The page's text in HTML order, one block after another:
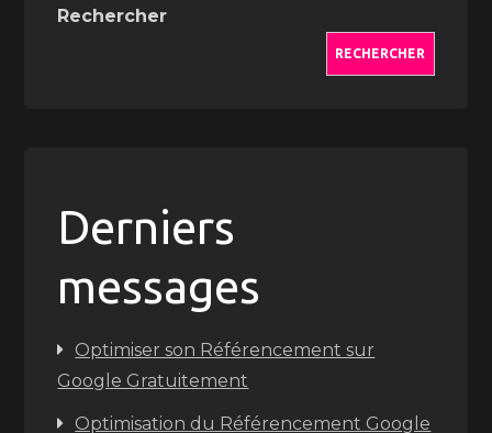
Rechercher
RECHERCHER
Derniers
messages
Optimiser son Référencement sur
Google Gratuitement
Optimisation du Référencement Google